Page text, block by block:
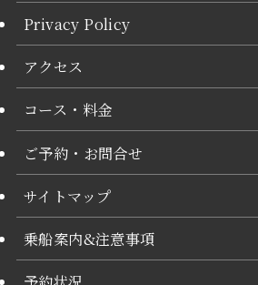
Privacy Policy
アクセス
コース・料金
ご予約・お問合せ
サイトマップ
乗船案内&注意事項